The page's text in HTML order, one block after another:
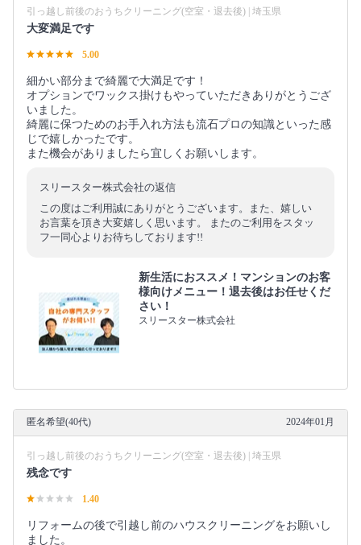
引っ越し前後のおうちクリーニング(空室・退去後) | 埼玉県
大変満足です
5.00
細かい部分まで綺麗で大満足です！
オプションでワックス掛けもやっていただきありがとうござ
いました。
綺麗に保つためのお手入れ方法も流石プロの知識といった感
じで嬉しかったです。
また機会がありましたら宜しくお願いします。
スリースター株式会社の返信
この度はご利用誠にありがとうございます。また、嬉しい
お言葉を頂き大変嬉しく思います。 またのご利用をスタッ
フ一同心よりお待ちしております!!
新生活におススメ！マンションのお客
様向けメニュー！退去後はお任せくだ
さい！
スリースター株式会社
匿名希望(40代) 2024年01月
引っ越し前後のおうちクリーニング(空室・退去後) | 埼玉県
残念です
1.40
リフォームの後で引越し前のハウスクリーニングをお願いし
ました。